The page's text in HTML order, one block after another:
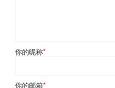
你的昵称*
你的邮箱*